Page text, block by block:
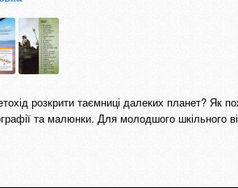
розкрити таємниці далеких планет? Як
та малюнки. Для молодшого шкільного